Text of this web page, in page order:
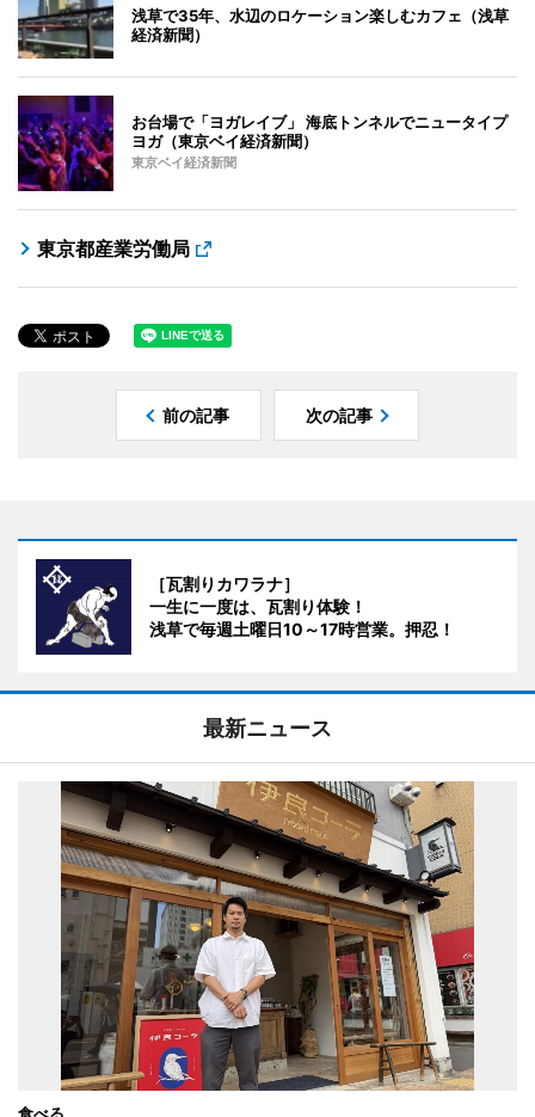
浅草で35年、水辺のロケーション楽しむカフェ（浅草
経済新聞）
お台場で「ヨガレイブ」 海底トンネルでニュータイプ
ヨガ（東京ベイ経済新聞）
東京ベイ経済新聞
東京都産業労働局
前の記事 次の記事
［瓦割りカワラナ］
一生に一度は、瓦割り体験！
浅草で毎週土曜日10～17時営業。押忍！
最新ニュース
食べる